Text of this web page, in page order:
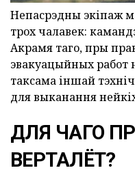
Непасрэдны экіпаж
трох чалавек:
Акрамя таго, пры
эвакуацыйных работ
таксама іншай
для выканання
ДЛЯ ЧАГО
ВЕРТАЛЁТ?